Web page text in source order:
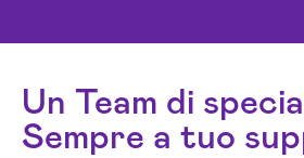
Un Team di
Sempre a tuo